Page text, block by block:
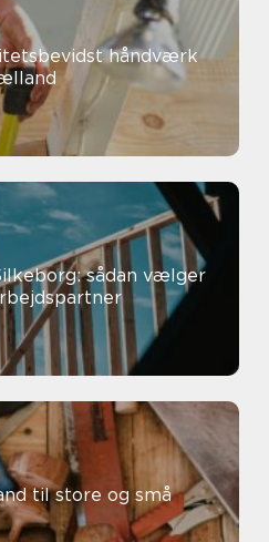
håndværk
sådan vælger
til store og små